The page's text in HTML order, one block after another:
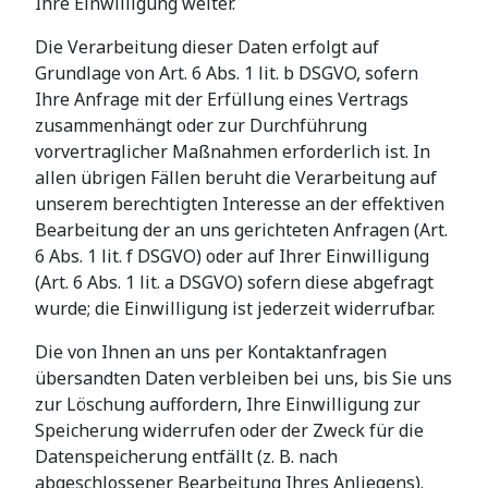
Die Verarbeitung dieser Daten erfolgt auf
Grundlage von Art. 6 Abs. 1 lit. b DSGVO, sofern
Ihre Anfrage mit der Erfüllung eines Vertrags
zusammenhängt oder zur Durchführung
vorvertraglicher Maßnahmen erforderlich ist. In
allen übrigen Fällen beruht die Verarbeitung auf
unserem berechtigten Interesse an der effektiven
Bearbeitung der an uns gerichteten Anfragen (Art.
6 Abs. 1 lit. f DSGVO) oder auf Ihrer Einwilligung
(Art. 6 Abs. 1 lit. a DSGVO) sofern diese abgefragt
wurde; die Einwilligung ist jederzeit widerrufbar.
Die von Ihnen an uns per Kontaktanfragen
übersandten Daten verbleiben bei uns, bis Sie uns
zur Löschung auffordern, Ihre Einwilligung zur
Speicherung widerrufen oder der Zweck für die
Datenspeicherung entfällt (z. B. nach
abgeschlossener Bearbeitung Ihres Anliegens).